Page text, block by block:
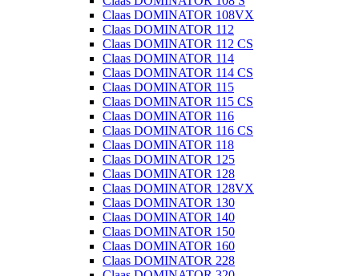
Claas DOMINATOR 108VX
Claas DOMINATOR 112
Claas DOMINATOR 112 CS
Claas DOMINATOR 114
Claas DOMINATOR 114 CS
Claas DOMINATOR 115
Claas DOMINATOR 115 CS
Claas DOMINATOR 116
Claas DOMINATOR 116 CS
Claas DOMINATOR 118
Claas DOMINATOR 125
Claas DOMINATOR 128
Claas DOMINATOR 128VX
Claas DOMINATOR 130
Claas DOMINATOR 140
Claas DOMINATOR 150
Claas DOMINATOR 160
Claas DOMINATOR 228